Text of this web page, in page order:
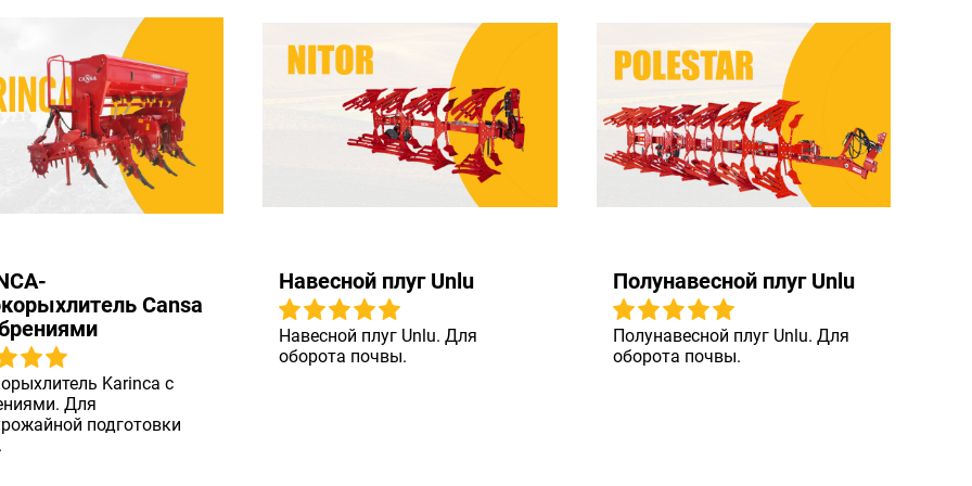
Cansa
Karinca с
Для
подготовки
Навесной плуг Unlu
Навесной плуг Unlu. Для
оборота почвы.
Полунавесной плуг Unlu
Полунавесной плуг Unlu. Для
оборота почвы.